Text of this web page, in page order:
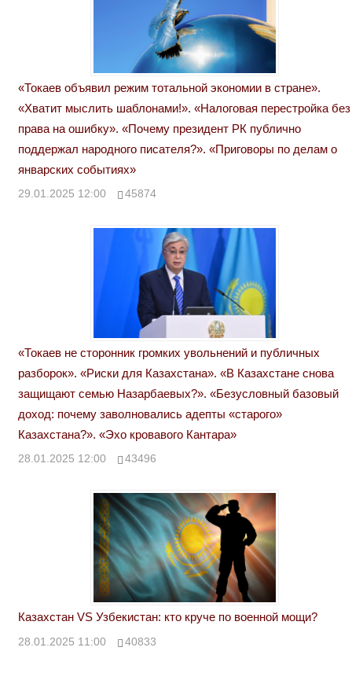
«Токаев объявил режим тотальной экономии в стране».
«Хватит мыслить шаблонами!». «Налоговая перестройка без
права на ошибку». «Почему президент РК публично
поддержал народного писателя?». «Приговоры по делам о
январских событиях»
29.01.2025 12:00 45874
«Токаев не сторонник громких увольнений и публичных
разборок». «Риски для Казахстана». «В Казахстане снова
защищают семью Назарбаевых?». «Безусловный базовый
доход: почему заволновались адепты «старого»
Казахстана?». «Эхо кровавого Кантара»
28.01.2025 12:00 43496
Казахстан VS Узбекистан: кто круче по военной мощи?
28.01.2025 11:00 40833